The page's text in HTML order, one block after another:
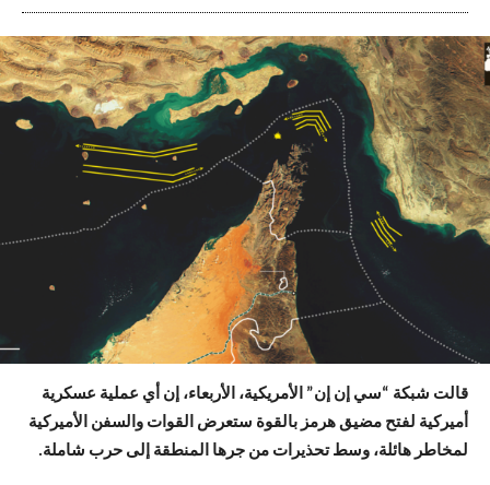
قالت شبكة “سي إن إن” الأمريكية، الأربعاء، إن أي عملية عسكرية
أميركية لفتح مضيق هرمز بالقوة ستعرض القوات والسفن الأميركية
لمخاطر هائلة، وسط تحذيرات من جرها المنطقة إلى حرب شاملة.